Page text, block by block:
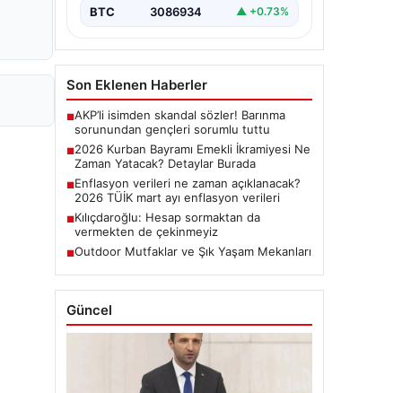
BTC 3086934 ▲ +0.73%
Son Eklenen Haberler
■AKP’li isimden skandal sözler! Barınma
sorunundan gençleri sorumlu tuttu
■2026 Kurban Bayramı Emekli İkramiyesi Ne
Zaman Yatacak? Detaylar Burada
■Enflasyon verileri ne zaman açıklanacak?
2026 TÜİK mart ayı enflasyon verileri
■Kılıçdaroğlu: Hesap sormaktan da
vermekten de çekinmeyiz
■Outdoor Mutfaklar ve Şık Yaşam Mekanları
Güncel